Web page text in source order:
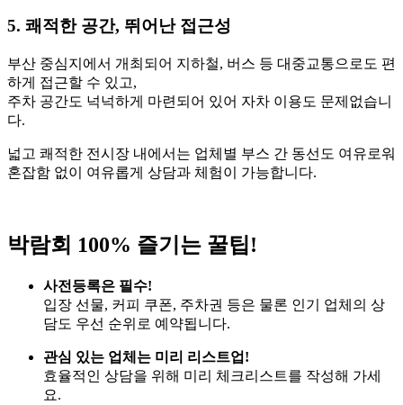
5. 쾌적한 공간, 뛰어난 접근성
부산 중심지에서 개최되어 지하철, 버스 등 대중교통으로도 편
하게 접근할 수 있고,
주차 공간도 넉넉하게 마련되어 있어 자차 이용도 문제없습니
다.
넓고 쾌적한 전시장 내에서는 업체별 부스 간 동선도 여유로워
혼잡함 없이 여유롭게 상담과 체험이 가능합니다.
박람회 100% 즐기는 꿀팁!
사전등록은 필수!
입장 선물, 커피 쿠폰, 주차권 등은 물론 인기 업체의 상
담도 우선 순위로 예약됩니다.
관심 있는 업체는 미리 리스트업!
효율적인 상담을 위해 미리 체크리스트를 작성해 가세
요.